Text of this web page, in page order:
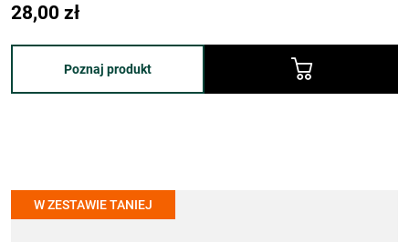
28,00 zł
Poznaj produkt
W ZESTAWIE TANIEJ